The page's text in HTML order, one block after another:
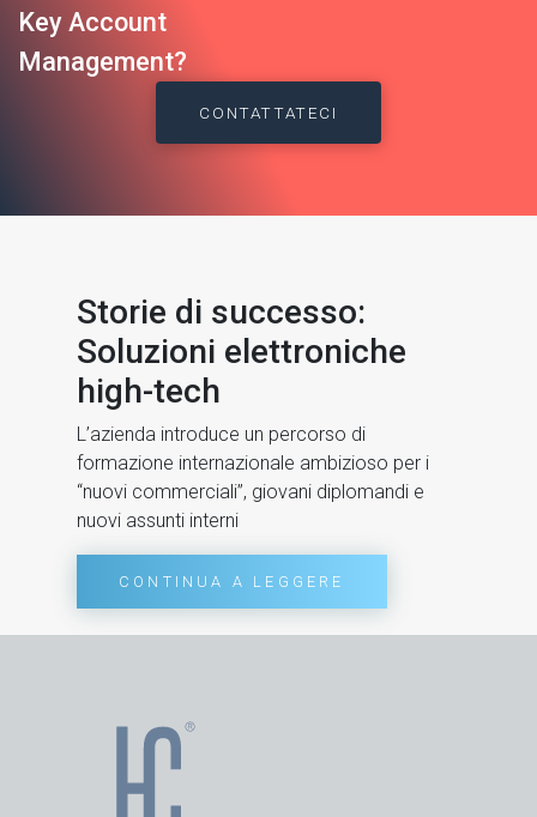
Key Account
Management?
CONTATTATECI
Storie di successo:
Soluzioni elettroniche
high-tech
L’azienda introduce un percorso di
formazione internazionale ambizioso per i
“nuovi commerciali”, giovani diplomandi e
nuovi assunti interni
CONTINUA A LEGGERE